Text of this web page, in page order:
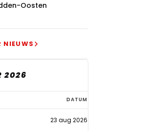
Oosten
NIEUWS
2026
DATUM
23 aug 2026